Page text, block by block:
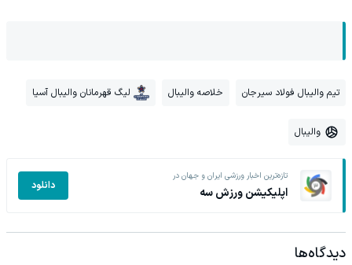
تیم والیبال فولاد سیرجان خلاصه والیبال لیگ قهرمانان والیبال آسیا
والیبال
تازه‌ترین اخبار ورزشی ایران و جهان در
اپلیکیشن ورزش سه دانلود
دیدگاه‌ها